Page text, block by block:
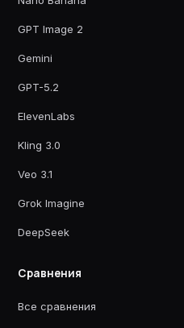
GPT Image 2
Gemini
GPT-5.2
ElevenLabs
Kling 3.0
Veo 3.1
Grok Imagine
DeepSeek
Сравнения
Все сравнения